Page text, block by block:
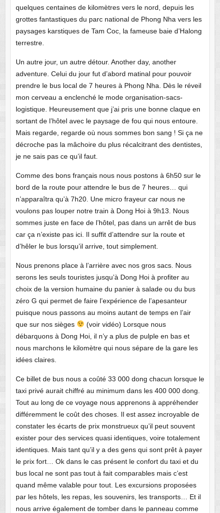
quelques centaines de kilomètres vers le nord, depuis les
grottes fantastiques du parc national de Phong Nha vers les
paysages karstiques de Tam Coc, la fameuse baie d’Halong
terrestre.
Un autre jour, un autre détour. Another day, another
adventure. Celui du jour fut d’abord matinal pour pouvoir
prendre le bus local de 7 heures à Phong Nha. Dès le réveil
mon cerveau a enclenché le mode organisation-sacs-
logistique. Heureusement que j’ai pris une bonne claque en
sortant de l’hôtel avec le paysage de fou qui nous entoure.
Mais regarde, regarde où nous sommes bon sang ! Si ça ne
décroche pas la mâchoire du plus récalcitrant des dentistes,
je ne sais pas ce qu’il faut.
Comme des bons français nous nous postons à 6h50 sur le
bord de la route pour attendre le bus de 7 heures… qui
n’apparaîtra qu’à 7h20. Une micro frayeur car nous ne
voulons pas louper notre train à Dong Hoi à 9h13. Nous
sommes juste en face de l’hôtel, pas dans un arrêt de bus
car ça n’existe pas ici. Il suffit d’attendre sur la route et
d’hêler le bus lorsqu’il arrive, tout simplement.
Nous prenons place à l’arrière avec nos gros sacs. Nous
serons les seuls touristes jusqu’à Dong Hoi à profiter au
choix de la version humaine du panier à salade ou du bus
zéro G qui permet de faire l’expérience de l’apesanteur
puisque nous passons au moins autant de temps en l’air
que sur nos sièges
(voir vidéo) Lorsque nous
débarquons à Dong Hoi, il n’y a plus de pulple en bas et
nous marchons le kilomètre qui nous sépare de la gare les
idées claires.
Ce billet de bus nous a coûté 33 000 dong chacun lorsque le
taxi privé aurait chiffré au minimum dans les 400 000 dong.
Tout au long de ce voyage nous apprenons à appréhender
différemment le coût des choses. Il est assez incroyable de
constater les écarts de prix monstrueux qu’il peut souvent
exister pour des services quasi identiques, voire totalement
identiques. Mais tant qu’il y a des gens qui sont prêt à payer
le prix fort… Ok dans le cas présent le confort du taxi et du
bus local ne sont pas tout à fait comparables mais c’est
quand même valable pour tout. Les excursions proposées
par les hôtels, les repas, les souvenirs, les transports… Et il
nous arrive également de tomber dans le panneau comme